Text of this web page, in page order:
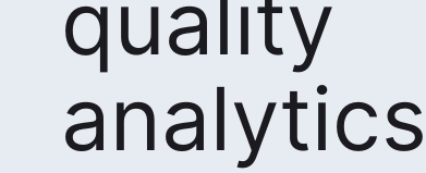
quality